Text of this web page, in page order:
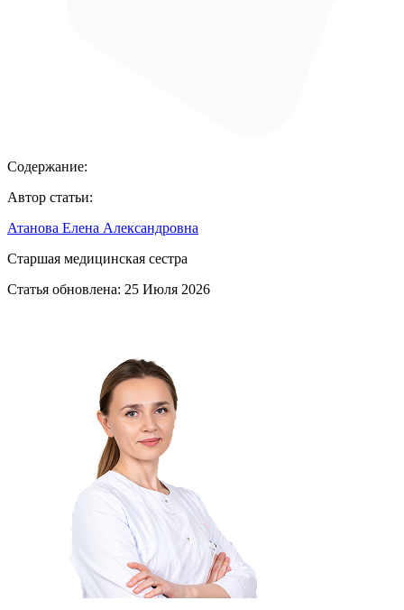
Содержание:
Автор статьи:
Атанова Елена Александровна
Старшая медицинская сестра
Статья обновлена: 25 Июля 2026